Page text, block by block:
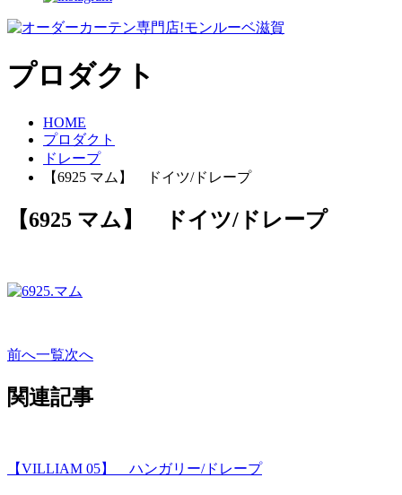
プロダクト
HOME
プロダクト
ドレープ
【6925 マム】 ドイツ/ドレープ
【6925 マム】 ドイツ/ドレープ
前へ一覧次へ
関連記事
【VILLIAM 05】 ハンガリー/ドレープ